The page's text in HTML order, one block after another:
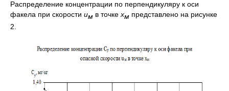
Распределение концентрации по перпендикуляру к оси
факела при скорости uм в точке хм представлено на рисунке
2.